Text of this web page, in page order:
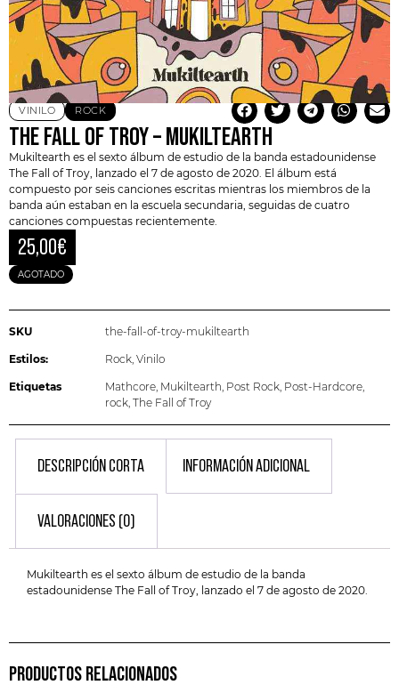
VINILO ROCK
THE FALL OF TROY – MUKILTEARTH
Mukiltearth es el sexto álbum de estudio de la banda estadounidense
The Fall of Troy, lanzado el 7 de agosto de 2020. El álbum está
compuesto por seis canciones escritas mientras los miembros de la
banda aún estaban en la escuela secundaria, seguidas de cuatro
canciones compuestas recientemente.
25,00€
AGOTADO
SKU the-fall-of-troy-mukiltearth
Estilos: Rock Vinilo
Etiquetas Mathcore Mukiltearth Post Rock Post-Hardcore
rock The Fall of Troy
DESCRIPCIÓN CORTA INFORMACIÓN ADICIONAL
VALORACIONES (0)
Mukiltearth es el sexto álbum de estudio de la banda
estadounidense The Fall of Troy, lanzado el 7 de agosto de 2020.
PRODUCTOS RELACIONADOS